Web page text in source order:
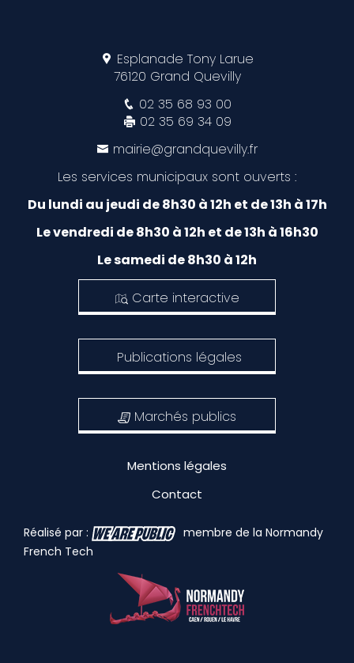
Esplanade Tony Larue
76120 Grand Quevilly
02 35 68 93 00
02 35 69 34 09
mairie@grandquevilly.fr
Les services municipaux sont ouverts :
Du lundi au jeudi de 8h30 à 12h et de 13h à 17h
Le vendredi de 8h30 à 12h et de 13h à 16h30
Le samedi de 8h30 à 12h
Carte interactive
Publications légales
Marchés publics
Mentions légales
Contact
Réalisé par :
membre de la Normandy
French Tech